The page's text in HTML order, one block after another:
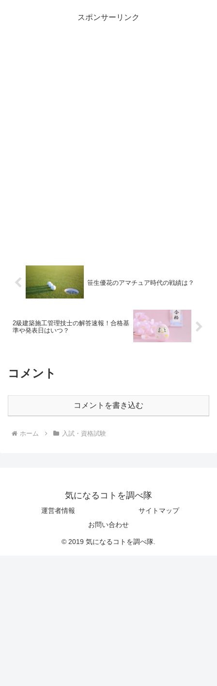
スポンサーリンク
笹生優花のアマチュア時代の戦績は？
2級建築施工管理技士の解答速報！合格基
準や発表日はいつ？
コメント
コメントを書き込む
ホーム 入試・資格試験
気になるコトを調べ隊
運営者情報
サイトマップ
お問い合わせ
© 2019 気になるコトを調べ隊.